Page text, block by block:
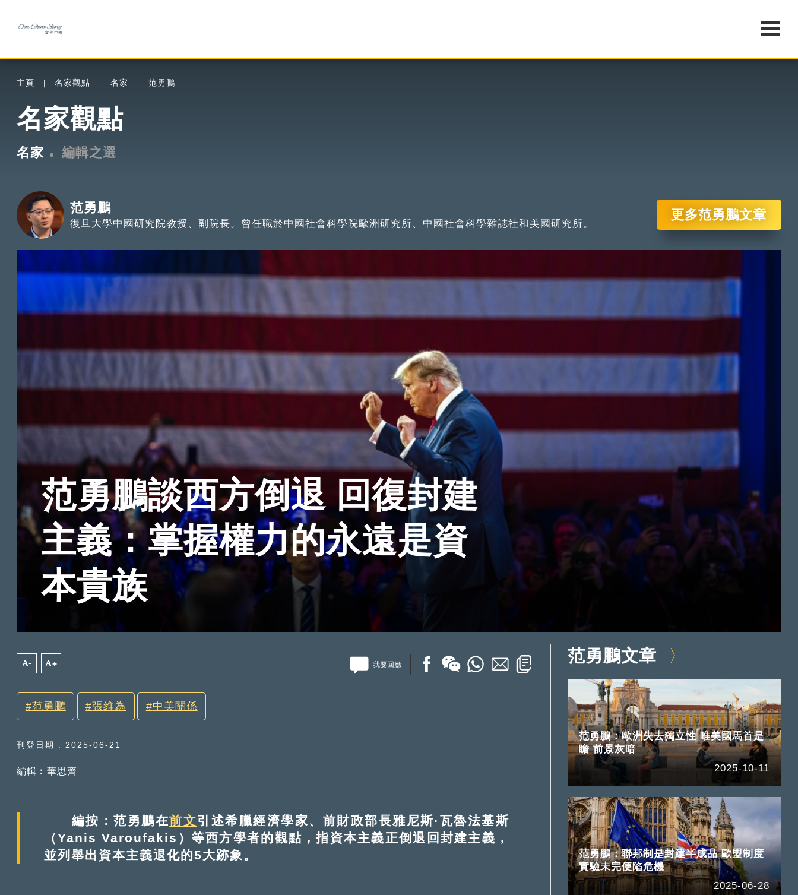
主頁 名家觀點 名家 范勇鵬
名家觀點
名家 編輯之選
范勇鵬
復旦大學中國研究院教授、副院長。曾任職於中國社會科學院歐洲研究所、中國社會科學雜誌社和美國研究所。
更多范勇鵬文章
范勇鵬談西方倒退 回復封建
主義：掌握權力的永遠是資
本貴族
A- A+ 我要回應
范勇鵬 張維為 中美關係
刊登日期 : 2025-06-21
編輯︰華思齊
編按：范勇鵬在前文引述希臘經濟學家、前財政部長雅尼斯·瓦魯法基斯
（Yanis Varoufakis）等西方學者的觀點，指資本主義正倒退回封建主義，
並列舉出資本主義退化的5大跡象。
范勇鵬文章
范勇鵬：歐洲失去獨立性 唯美國馬首是
瞻 前景灰暗
2025-10-11
范勇鵬：聯邦制是封建半成品 歐盟制度
實驗未完便陷危機
2025-06-28